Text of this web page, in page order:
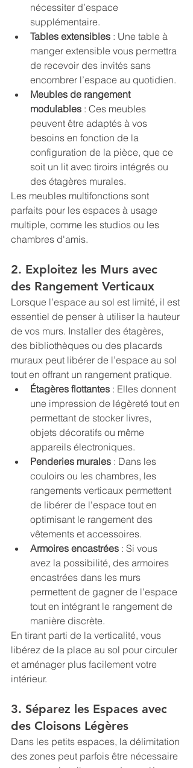
nécessiter d’espace
supplémentaire.
Tables extensibles : Une table à
manger extensible vous permettra
de recevoir des invités sans
encombrer l’espace au quotidien.
Meubles de rangement
modulables : Ces meubles
peuvent être adaptés à vos
besoins en fonction de la
configuration de la pièce, que ce
soit un lit avec tiroirs intégrés ou
des étagères murales.
Les meubles multifonctions sont
parfaits pour les espaces à usage
multiple, comme les studios ou les
chambres d'amis.
2. Exploitez les Murs avec
des Rangement Verticaux
Lorsque l’espace au sol est limité, il est
essentiel de penser à utiliser la hauteur
de vos murs. Installer des étagères,
des bibliothèques ou des placards
muraux peut libérer de l’espace au sol
tout en offrant un rangement pratique.
Étagères flottantes : Elles donnent
une impression de légèreté tout en
permettant de stocker livres,
objets décoratifs ou même
appareils électroniques.
Penderies murales : Dans les
couloirs ou les chambres, les
rangements verticaux permettent
de libérer de l'espace tout en
optimisant le rangement des
vêtements et accessoires.
Armoires encastrées : Si vous
avez la possibilité, des armoires
encastrées dans les murs
permettent de gagner de l'espace
tout en intégrant le rangement de
manière discrète.
En tirant parti de la verticalité, vous
libérez de la place au sol pour circuler
et aménager plus facilement votre
intérieur.
3. Séparez les Espaces avec
des Cloisons Légères
Dans les petits espaces, la délimitation
des zones peut parfois être nécessaire